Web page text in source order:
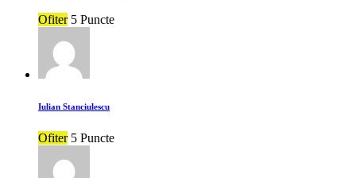
Ofiter 5 Puncte
Iulian Stanciulescu
Ofiter 5 Puncte